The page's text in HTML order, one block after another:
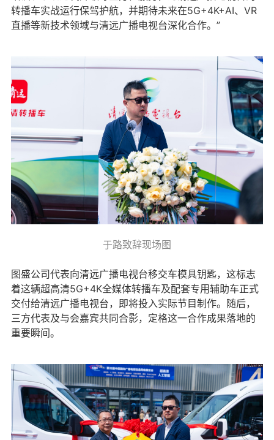
转播车实战运行保驾护航，并期待未来在5G+4K+AI、VR
直播等新技术领域与清远广播电视台深化合作。”
于路致辞现场图
图盛公司代表向清远广播电视台移交车模具钥匙，这标志
着这辆超高清5G+4K全媒体转播车及配套专用辅助车正式
交付给清远广播电视台，即将投入实际节目制作。随后，
三方代表及与会嘉宾共同合影，定格这一合作成果落地的
重要瞬间。